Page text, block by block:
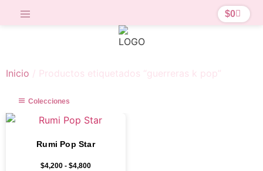
$0
Inicio / Productos etiquetados “guerreras k pop”
Colecciones
Rumi Pop Star
$4,200 - $4,800